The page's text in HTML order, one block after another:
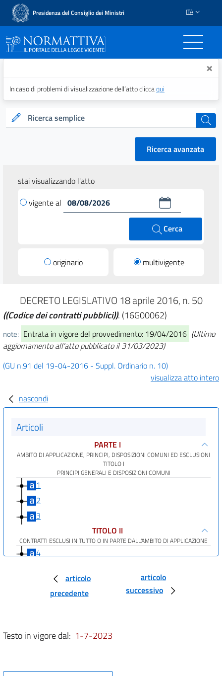
Presidenza del Consiglio dei Ministri ITA
Normattiva - Il portale ×
In caso di problemi di visualizzazione dell’atto cliccaqui
Ricerca semplice cerca
Ricerca avanzata
stai visualizzando l'atto
vigente al
Cerca
originario multivigente
DECRETO LEGISLATIVO 18 aprile 2016, n. 50
((Codice dei contratti pubblici)). (16G00062)
note: Entrata in vigore del provvedimento: 19/04/2016 (Ultimo
aggiornamento all'atto pubblicato il 31/03/2023)
(GU n.91 del 19-04-2016 - Suppl. Ordinario n. 10)
visualizza atto intero
nascondi
Articoli
PARTE I
AMBITO DI APPLICAZIONE, PRINCIPI, DISPOSIZIONI COMUNI ED ESCLUSIONI
TITOLO I
PRINCIPI GENERALI E DISPOSIZIONI COMUNI
1
2
3
TITOLO II
CONTRATTI ESCLUSI IN TUTTO O IN PARTE DALL'AMBITO DI APPLICAZIONE
4
9
articolo
precedente
articolo
successivo
Testo in vigore dal: 1-7-2023